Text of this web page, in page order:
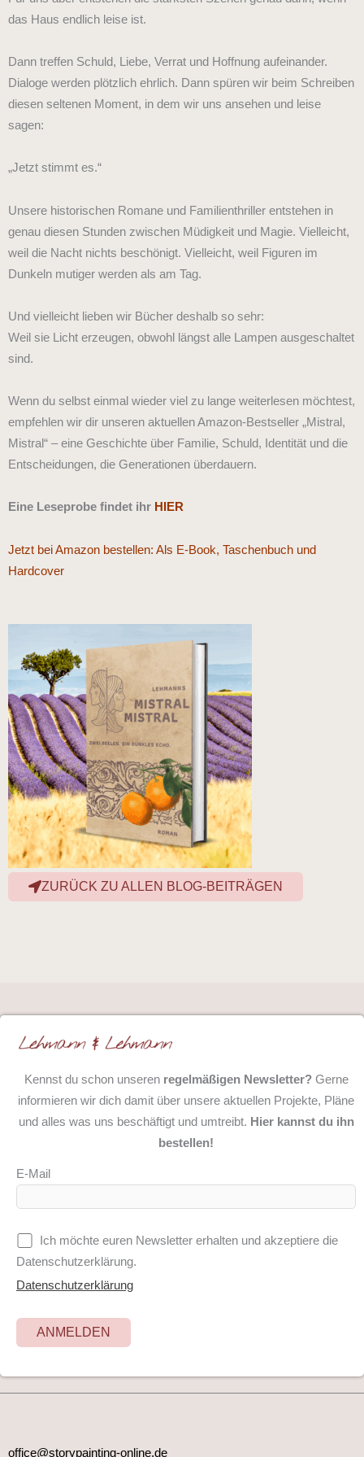
das Haus endlich leise ist.
Dann treffen Schuld, Liebe, Verrat und Hoffnung aufeinander.
Dialoge werden plötzlich ehrlich. Dann spüren wir beim Schreiben
diesen seltenen Moment, in dem wir uns ansehen und leise
sagen:
„Jetzt stimmt es.“
Unsere historischen Romane und Familienthriller entstehen in
genau diesen Stunden zwischen Müdigkeit und Magie. Vielleicht,
weil die Nacht nichts beschönigt. Vielleicht, weil Figuren im
Dunkeln mutiger werden als am Tag.
Und vielleicht lieben wir Bücher deshalb so sehr:
Weil sie Licht erzeugen, obwohl längst alle Lampen ausgeschaltet
sind.
Wenn du selbst einmal wieder viel zu lange weiterlesen möchtest,
empfehlen wir dir unseren aktuellen Amazon-Bestseller „Mistral,
Mistral“ – eine Geschichte über Familie, Schuld, Identität und die
Entscheidungen, die Generationen überdauern.
Eine Leseprobe findet ihr HIER
Jetzt bei Amazon bestellen: Als E-Book, Taschenbuch und
Hardcover
ZURÜCK ZU ALLEN BLOG-BEITRÄGEN
Kennst du schon unseren regelmäßigen Newsletter?Gerne
informieren wir dich damit über unsere aktuellen Projekte, Pläne
und alles was uns beschäftigt und umtreibt. Hier kannst du ihn
bestellen!
E-Mail
Ich möchte euren Newsletter erhalten und akzeptiere die
Datenschutzerklärung.
Datenschutzerklärung
office@storypainting-online.de